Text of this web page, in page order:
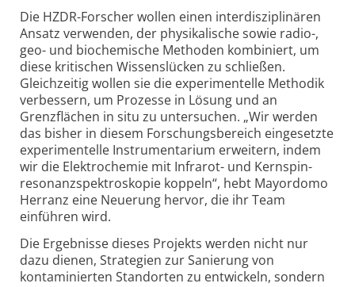
Die HZDR-Forscher wollen einen interdisziplinären
Ansatz verwenden, der physikalische sowie radio-,
geo- und biochemische Methoden kombiniert, um
diese kritischen Wissenslücken zu schließen.
Gleichzeitig wollen sie die experimentelle Methodik
verbessern, um Prozesse in Lösung und an
Grenzflächen in situ zu untersuchen. „Wir werden
das bisher in diesem Forschungsbereich eingesetzte
experimentelle Instrumentarium erweitern, indem
wir die Elektrochemie mit Infrarot- und Kernspin­
resonanz­spektroskopie koppeln“, hebt Mayordomo
Herranz eine Neuerung hervor, die ihr Team
einführen wird.
Die Ergebnisse dieses Projekts werden nicht nur
dazu dienen, Strategien zur Sanierung von
kontaminierten Standorten zu entwickeln, sondern